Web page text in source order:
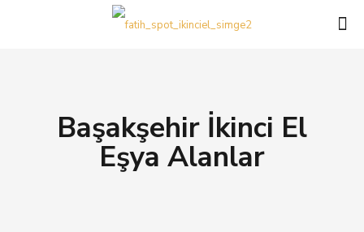
Başakşehir İkinci El
Eşya Alanlar